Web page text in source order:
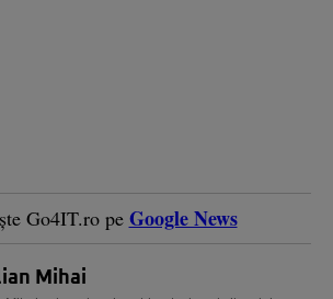
Go4IT.ro pe Google News
Mihai